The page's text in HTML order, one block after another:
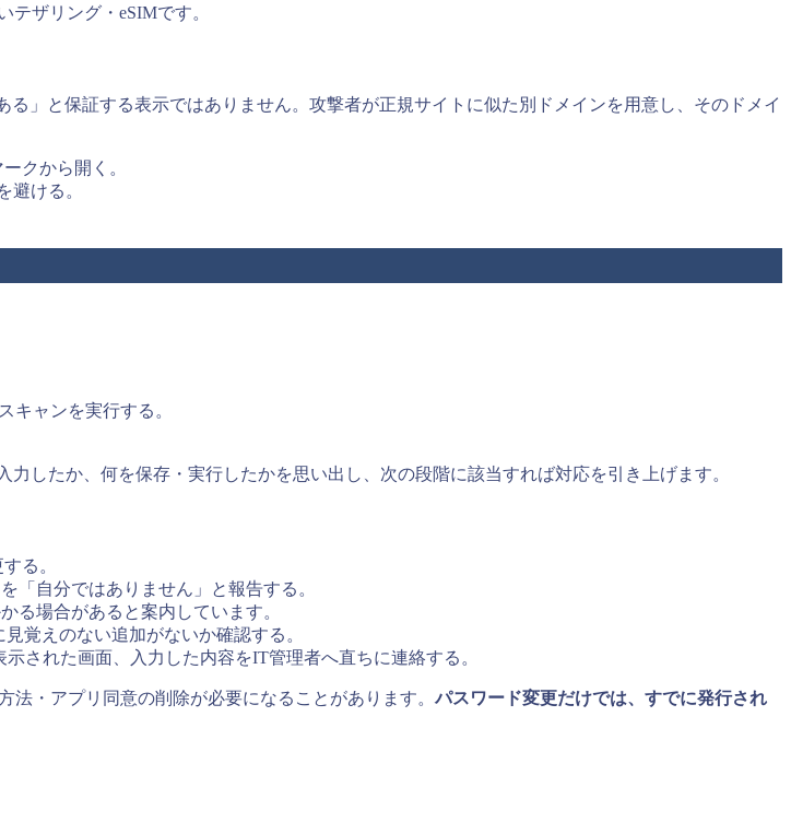
ザリング・eSIMです。
」と保証する表示ではありません。攻撃者が正規サイトに似た別ドメインを用意し、そのドメイ
クから開く。
避ける。
キャンを実行する。
したか、何を保存・実行したかを思い出し、次の段階に該当すれば対応を引き上げます。
る。
「自分ではありません」と報告する。
る場合があると案内しています。
覚えのない追加がないか確認する。
された画面、入力した内容をIT管理者へ直ちに連絡する。
・アプリ同意の削除が必要になることがあります。 パスワード変更だけでは、すでに発行され